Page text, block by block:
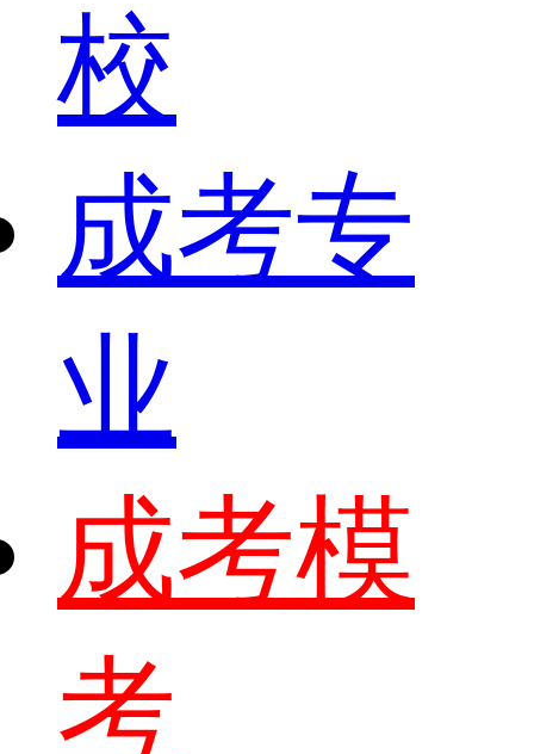
校
成考专
业
成考模
考